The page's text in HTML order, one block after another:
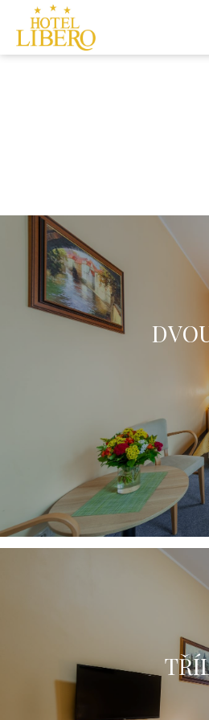
Dvoulůžkový pokoj s manželskou
Třílůžkový pokoj s